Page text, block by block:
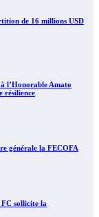
de 16 millions USD
l’Honorable Amato
résilience
générale la FECOFA
sollicite la